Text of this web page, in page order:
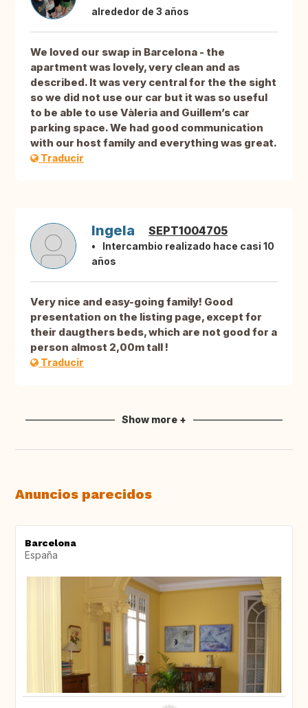
alrededor de 3 años
We loved our swap in Barcelona - the
apartment was lovely, very clean and as
described. It was very central for the the sight
so we did not use our car but it was so useful
to be able to use Vàleria and Guillem’s car
parking space. We had good communication
with our host family and everything was great.
Traducir
Ingela SEPT1004705
Intercambio realizado hace casi 10
años
Very nice and easy-going family! Good
presentation on the listing page, except for
their daugthers beds, which are not good for a
person almost 2,00m tall !
Traducir
Show more +
Anuncios parecidos
Barcelona
España